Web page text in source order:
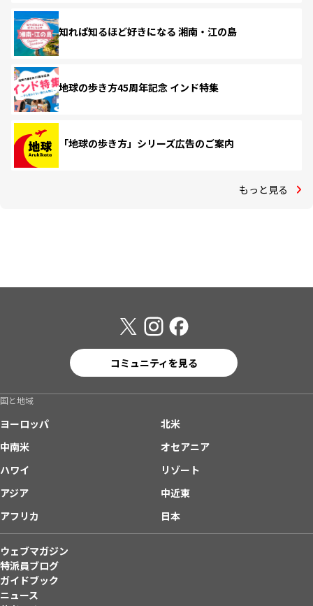
知れば知るほど好きになる 湘南・江の島
地球の歩き方45周年記念 インド特集
「地球の歩き方」シリーズ広告のご案内
もっと見る
コミュニティを見る
国と地域
ヨーロッパ
北米
中南米
オセアニア
ハワイ
リゾート
アジア
中近東
アフリカ
日本
ウェブマガジン
特派員ブログ
ガイドブック
ニュース